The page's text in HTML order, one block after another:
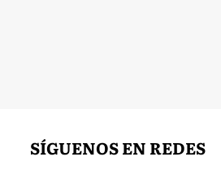
SÍGUENOS EN REDES